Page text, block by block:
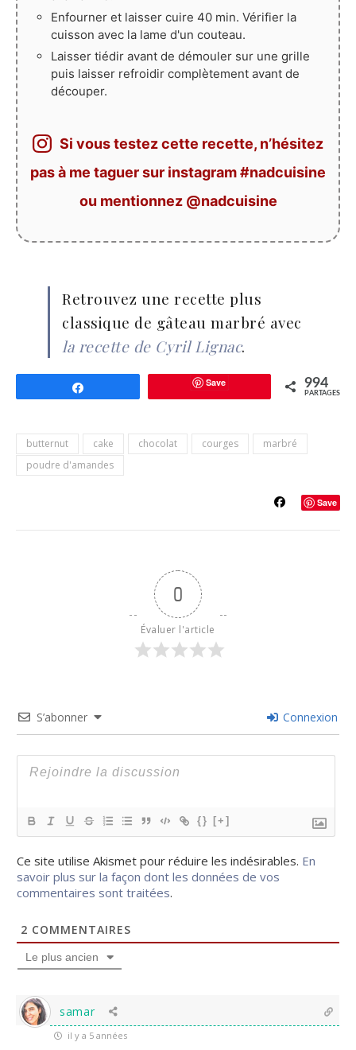
Enfourner et laisser cuire 40 min. Vérifier la
cuisson avec la lame d'un couteau.
Laisser tiédir avant de démouler sur une grille
puis laisser refroidir complètement avant de
découper.
Si vous testez cette recette, n’hésitez
pas à me taguer sur instagram #nadcuisine
ou mentionnez @nadcuisine
Retrouvez une recette plus
classique de gâteau marbré avec
la recette de Cyril Lignac.
Save 994
PARTAGES
butternut cake chocolat courges
marbré
poudre d'amandes
Save
0
Évaluer l'article
S’abonner Connexion
{} [+]
Ce site utilise Akismet pour réduire les indésirables. En
savoir plus sur la façon dont les données de vos
commentaires sont traitées.
2 COMMENTAIRES
Le plus ancien
samar
il y a 5 années